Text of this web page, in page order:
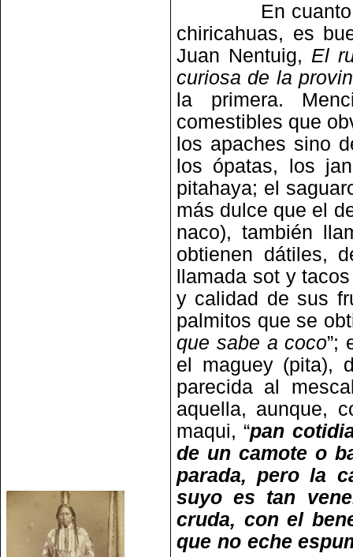
En cuanto a la
chiricahuas, es
Juan Nentuig, El
curiosa de la
la primera.
comestibles que
los apaches sino
los ópatas, los
pitahaya; el
más dulce que el
naco), también
obtienen dátiles,
llamada sot y
y calidad de sus
palmitos que se
que sabe a coco”;
el maguey (pita),
parecida al
aquella, aunque,
maqui, “pan
de un camote o
parada, pero la
suyo es tan
cruda, con el
que no eche